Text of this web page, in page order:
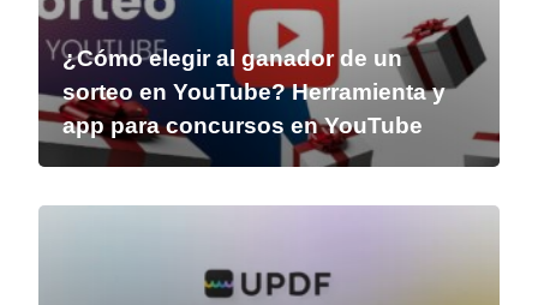
¿Cómo elegir al ganador de un
sorteo en YouTube? Herramienta y
app para concursos en YouTube